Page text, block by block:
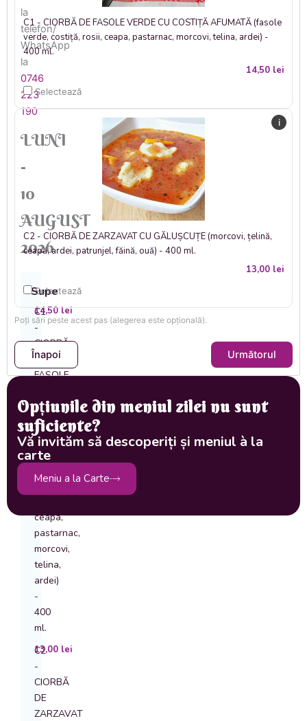
la
telefon/
WhatsApp
la
0746
223
190
LUNI
-
10
AUGUST
2026
Supe
C1
-
CIORBĂ
DE
FASOLE
CU
COSTIȚĂ
AFUMATĂ
(fasole
costiță,
ceapa,
pastarnac,
morcovi,
telina,
ardei)
-
400
ml.
14,50lei
C2
-
CIORBĂ
DE
ZARZAVAT
13,00 lei
C1 - CIORBĂ DE FASOLE VERDE CU COSTIȚĂ AFUMATĂ (fasole
verde, costiță, rosii, ceapa, pastarnac, morcovi, telina, ardei) -
400 ml.
14,50 lei
Selectează
i
C2 - CIORBĂ DE ZARZAVAT CU GĂLUȘCUȚE (morcovi, țelină,
ceapă, ardei, patrunjel, făină, ouă) - 400 ml.
13,00 lei
Selectează
Poți sări peste acest pas (alegerea este opțională).
Înapoi Următorul
Opțiunile din meniul zilei nu sunt
suficiente?
Vă invităm să descoperiți și meniul à la
carte
Meniu a la Carte